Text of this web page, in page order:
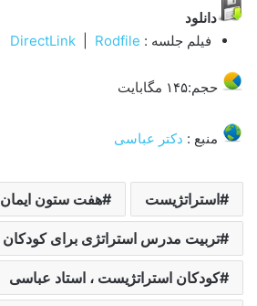
دانلود
فیلم جلسه :
DirectLink Rodfile
حجم:۱۴۵ مگابایت
منبع : دکتر عباسی
استراتژیست هفت ستون ایمان
تربیت مدرس استراتژی برای کودکان
کودکان استراتژیست ، استاد عباسی